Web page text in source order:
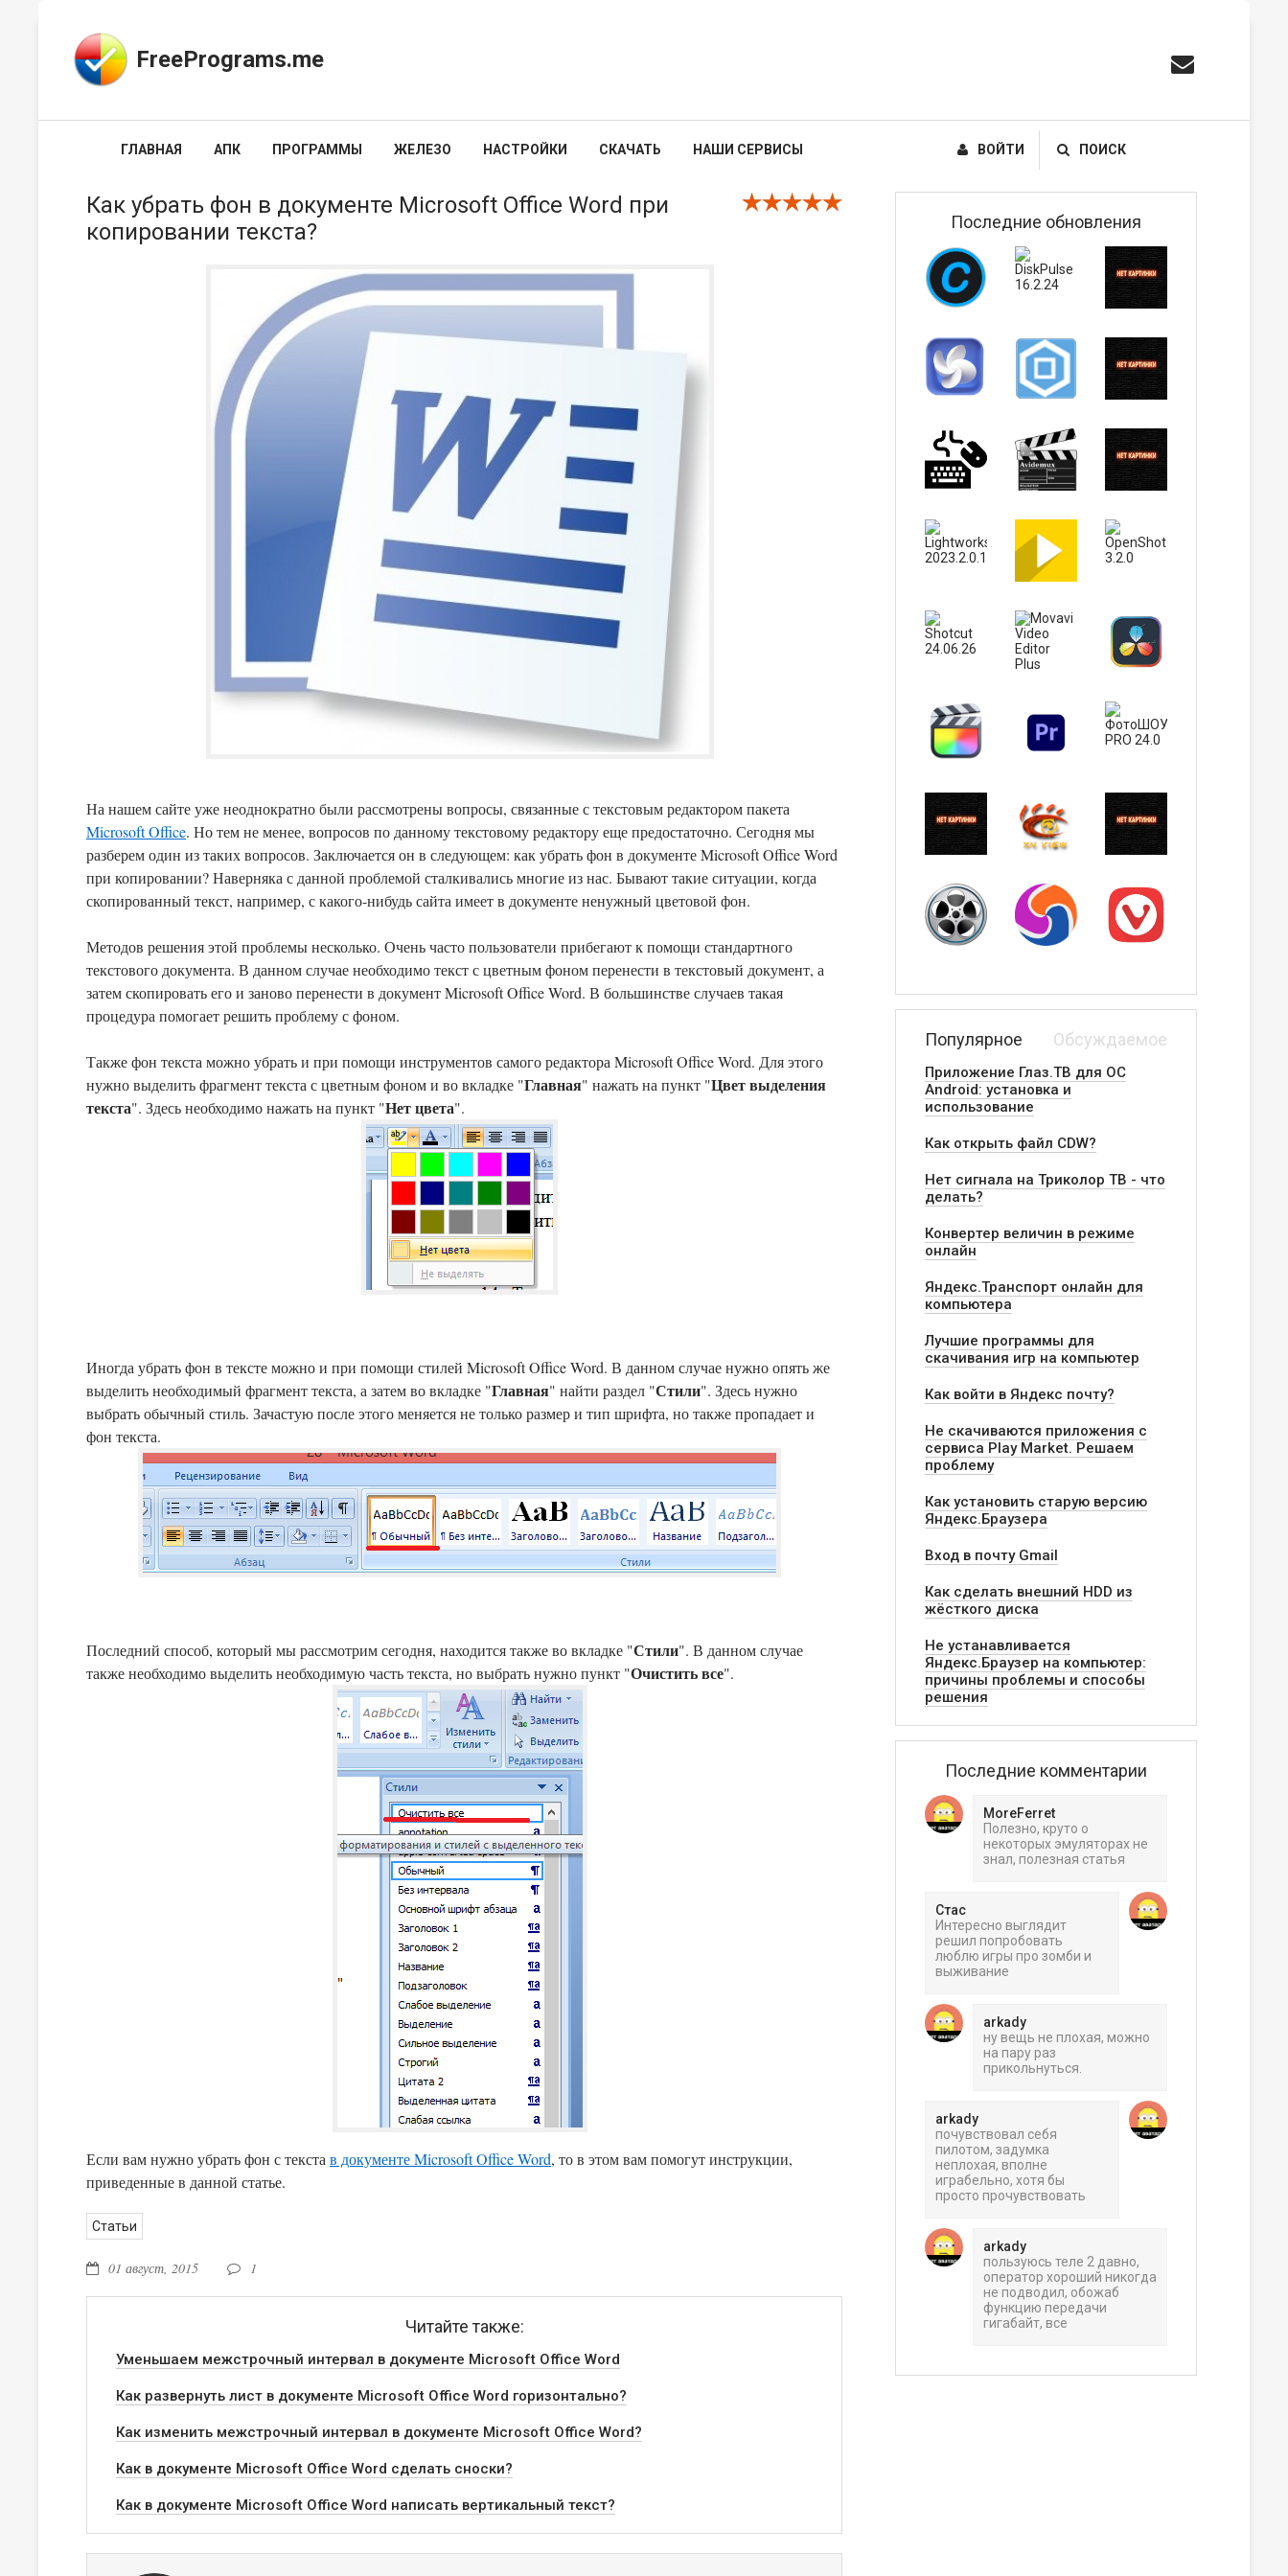
FreePrograms.me
ГЛАВНАЯ АПК ПРОГРАММЫ ЖЕЛЕЗО НАСТРОЙКИ СКАЧАТЬ НАШИ СЕРВИСЫ ВОЙТИ ПОИСК
Как убрать фон в документе Microsoft Office Word при
копировании текста?
На нашем сайте уже неоднократно были рассмотрены вопросы, связанные с текстовым редактором пакета
Microsoft Office. Но тем не менее, вопросов по данному текстовому редактору еще предостаточно. Сегодня мы
разберем один из таких вопросов. Заключается он в следующем: как убрать фон в документе Microsoft Office Word
при копировании? Наверняка с данной проблемой сталкивались многие из нас. Бывают такие ситуации, когда
скопированный текст, например, с какого-нибудь сайта имеет в документе ненужный цветовой фон.
Методов решения этой проблемы несколько. Очень часто пользователи прибегают к помощи стандартного
текстового документа. В данном случае необходимо текст с цветным фоном перенести в текстовый документ, а
затем скопировать его и заново перенести в документ Microsoft Office Word. В большинстве случаев такая
процедура помогает решить проблему с фоном.
Также фон текста можно убрать и при помощи инструментов самого редактора Microsoft Office Word. Для этого
нужно выделить фрагмент текста с цветным фоном и во вкладке "Главная" нажать на пункт "Цвет выделения
текста". Здесь необходимо нажать на пункт "Нет цвета".
Иногда убрать фон в тексте можно и при помощи стилей Microsoft Office Word. В данном случае нужно опять же
выделить необходимый фрагмент текста, а затем во вкладке "Главная" найти раздел "Стили". Здесь нужно
выбрать обычный стиль. Зачастую после этого меняется не только размер и тип шрифта, но также пропадает и
фон текста.
Последний способ, который мы рассмотрим сегодня, находится также во вкладке "Стили". В данном случае
также необходимо выделить необходимую часть текста, но выбрать нужно пункт "Очистить все".
Если вам нужно убрать фон с текста в документе Microsoft Office Word, то в этом вам помогут инструкции,
приведенные в данной статье.
Статьи
01 август, 2015 1
Читайте также:
Уменьшаем межстрочный интервал в документе Microsoft Office Word
Как развернуть лист в документе Microsoft Office Word горизонтально?
Как изменить межстрочный интервал в документе Microsoft Office Word?
Как в документе Microsoft Office Word сделать сноски?
Как в документе Microsoft Office Word написать вертикальный текст?
Последние обновления
Популярное Обсуждаемое
Приложение Глаз.ТВ для ОС
Android: установка и
использование
Как открыть файл CDW?
Нет сигнала на Триколор ТВ - что
делать?
Конвертер величин в режиме
онлайн
Яндекс.Транспорт онлайн для
компьютера
Лучшие программы для
скачивания игр на компьютер
Как войти в Яндекс почту?
Не скачиваются приложения с
сервиса Play Market. Решаем
проблему
Как установить старую версию
Яндекс.Браузера
Вход в почту Gmail
Как сделать внешний HDD из
жёсткого диска
Не устанавливается
Яндекс.Браузер на компьютер:
причины проблемы и способы
решения
Последние комментарии
MoreFerret
Полезно, круто о
некоторых эмуляторах не
знал, полезная статья
Стас
Интересно выглядит
решил попробовать
люблю игры про зомби и
выживание
arkady
ну вещь не плохая, можно
на пару раз
прикольнуться.
arkady
почувствовал себя
пилотом, задумка
неплохая, вполне
играбельно, хотя бы
просто прочувствовать
arkady
пользуюсь теле 2 давно,
оператор хороший никогда
не подводил, обожаб
функцию передачи
гигабайт, все